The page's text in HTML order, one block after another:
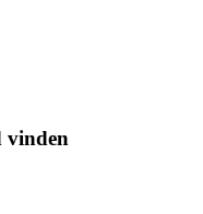
vinden